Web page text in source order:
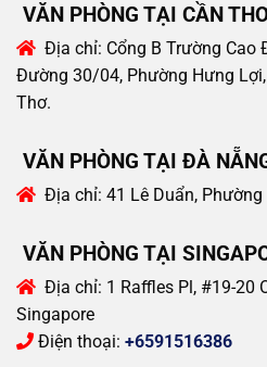
VĂN PHÒNG TẠI CẦN
Địa chỉ: Cổng B Trường Cao
Đường 30/04, Phường Hưng Lợi,
Thơ.
VĂN PHÒNG TẠI ĐÀ
Địa chỉ: 41 Lê Duẩn,
VĂN PHÒNG TẠI
Địa chỉ: 1 Raffles Pl, #19-20
Singapore
Điện thoại: +6591516386